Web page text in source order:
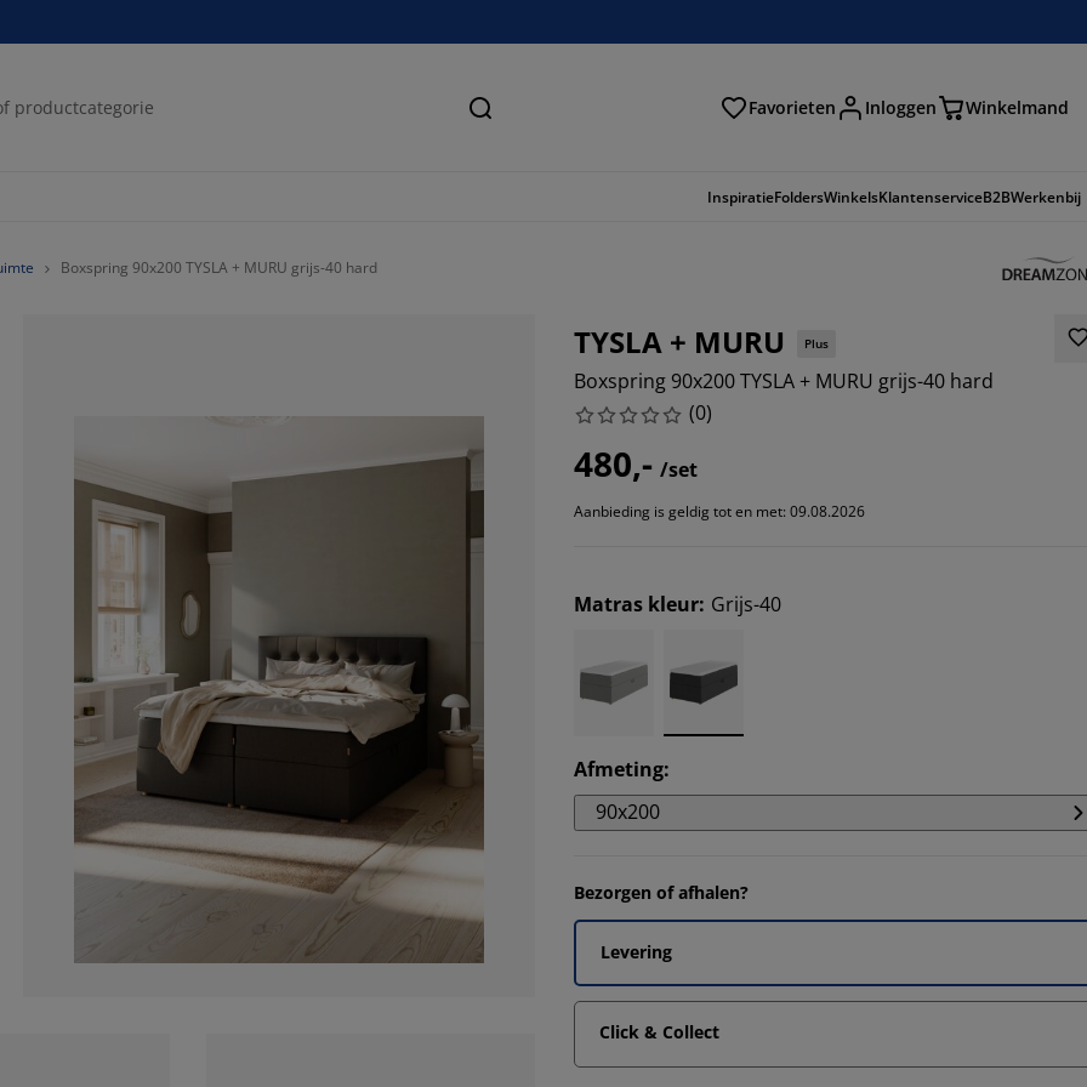
Zoeken Favorieten Inloggen Winkelmand
InspiratieFoldersWinkelsKlantenserviceB2BWerkenbij
Boxspring 90x200 TYSLA + MURU grijs-40 hard
TYSLA + MURU Plus
Boxspring 90x200 TYSLA + MURU grijs-40 hard
(0)
480,- /set
Aanbieding is geldig tot en met: 09.08.2026
Matras kleur: Grijs-40
Afmeting:
90x200
Bezorgen of afhalen?
Levering
Click & Collect